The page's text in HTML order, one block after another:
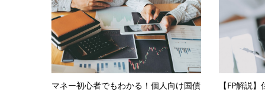
マネー初心者でもわかる！個人向け国債
【FP解説